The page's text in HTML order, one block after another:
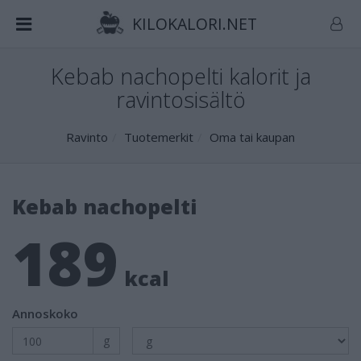
KILOKALORI.NET
Kebab nachopelti kalorit ja
ravintosisältö
Ravinto Tuotemerkit Oma tai kaupan
Kebab nachopelti
189 kcal
Annoskoko
g